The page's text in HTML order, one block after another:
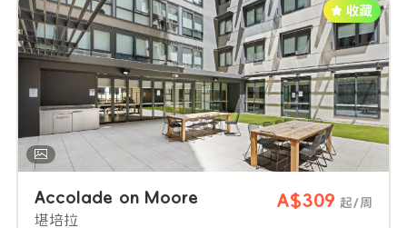
Accolade on Moore
堪培拉
A$309 起/周